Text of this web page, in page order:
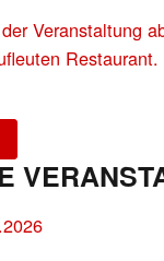
Veranstaltung